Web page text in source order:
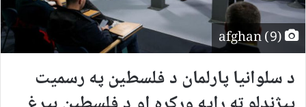
د سلوانیا پارلمان د فلسطین په رسمیت